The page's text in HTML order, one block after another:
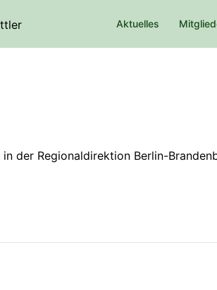
Aktuelles
in der Regionaldirektion Berlin-